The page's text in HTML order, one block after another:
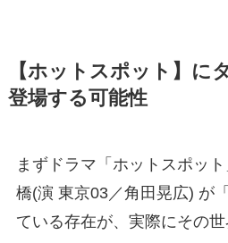
【ホットスポット】に
登場する可能性
まずドラマ「ホットスポッ
橋(演 東京03／角田晃広) が
ている存在が、実際にその